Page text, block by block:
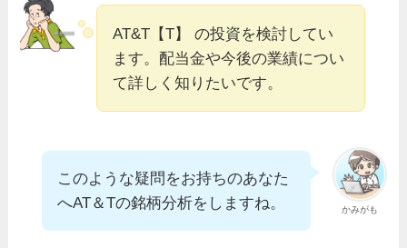
AT&T【T】 の投資を検討してい
ます。配当金や今後の業績につい
て詳しく知りたいです。
かみがも
このような疑問をお持ちのあなた
へAT＆Tの銘柄分析をしますね。